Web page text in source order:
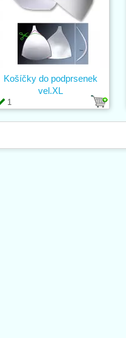
1
Košíčky do podprsenek
vel.XL